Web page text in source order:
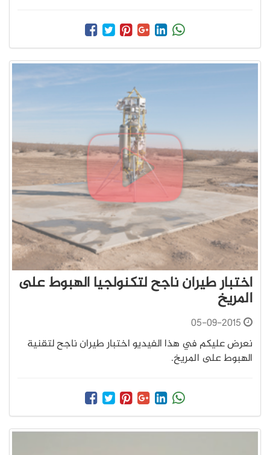
اختبار طيران ناجح لتكنولجيا الهبوط على
المريخ
05-09-2015
نعرض عليكم في هذا الفيديو اختبار طيران ناجح لتقنية
الهبوط على المريخ.